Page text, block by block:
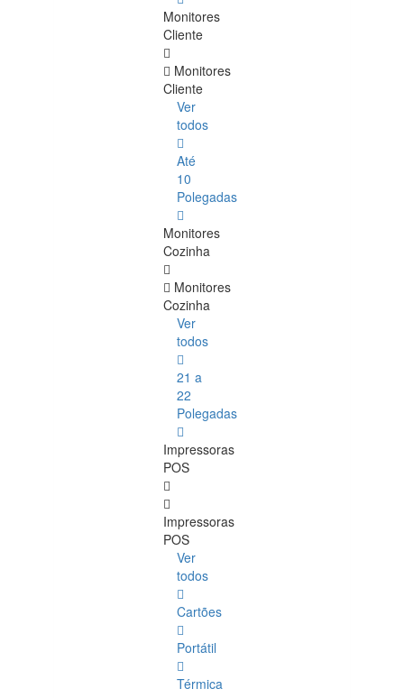
Monitores
Cliente
Monitores
Cliente
Ver
todos
Até
10
Polegadas
Monitores
Cozinha
Monitores
Cozinha
Ver
todos
21 a
22
Polegadas
Impressoras
POS
Impressoras
POS
Ver
todos
Cartões
Portátil
Térmica